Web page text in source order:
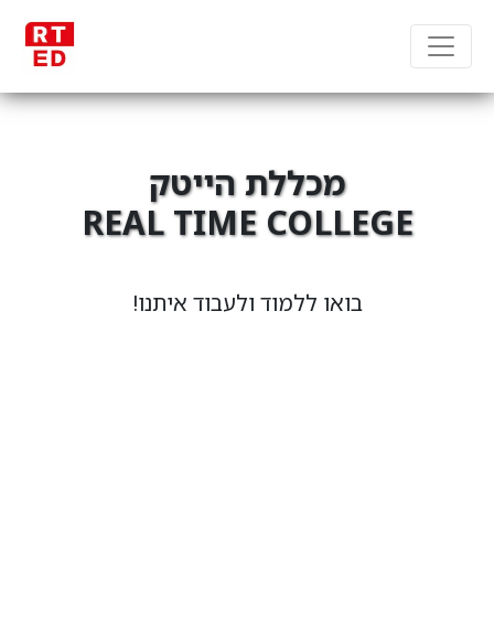
מכללת הייטק
REAL TIME COLLEGE
בואו ללמוד ולעבוד איתנו!